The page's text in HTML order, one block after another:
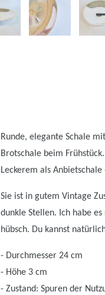
Runde, elegante Schale
Brotschale beim
Leckerem als
Sie ist in gutem Vintage
dunkle Stellen. Ich habe
hübsch. Du kannst
- Durchmesser 24 cm
- Höhe 3 cm
- Zustand: Spuren der